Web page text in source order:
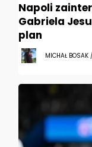
Napoli
Gabriela
plan
MICHAŁ